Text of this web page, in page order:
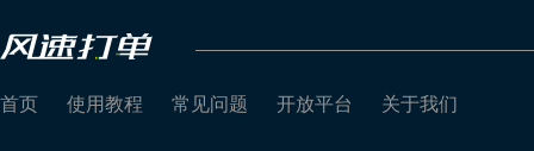
首页 使用教程 常见问题 开放平台 关于我们